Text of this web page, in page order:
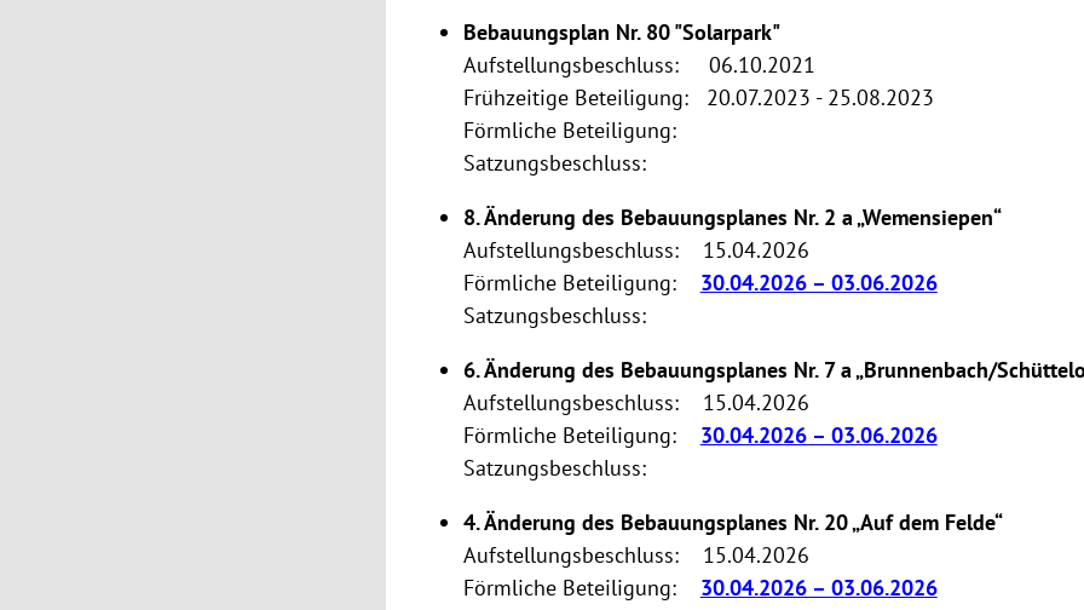
Bebauungsplan Nr. 80 "Solarpark"
Aufstellungsbeschluss: 06.10.2021
Frühzeitige Beteiligung: 20.07.2023 - 25.08.2023
Förmliche Beteiligung:
Satzungsbeschluss:
8. Änderung des Bebauungsplanes Nr. 2 a „Wemensiepen“
Aufstellungsbeschluss: 15.04.2026
Förmliche Beteiligung: 30.04.2026 – 03.06.2026
Satzungsbeschluss:
6. Änderung des Bebauungsplanes Nr. 7 a „Brunnenbach/
Aufstellungsbeschluss: 15.04.2026
Förmliche Beteiligung: 30.04.2026 – 03.06.2026
Satzungsbeschluss:
4. Änderung des Bebauungsplanes Nr. 20 „Auf dem Felde“
Aufstellungsbeschluss: 15.04.2026
Förmliche Beteiligung: 30.04.2026 – 03.06.2026